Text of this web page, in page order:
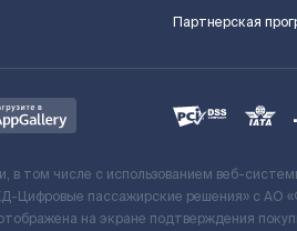
Партнерская
том числе с использованием веб-
Цифровые пассажирские решения» c
на экране подтверждения